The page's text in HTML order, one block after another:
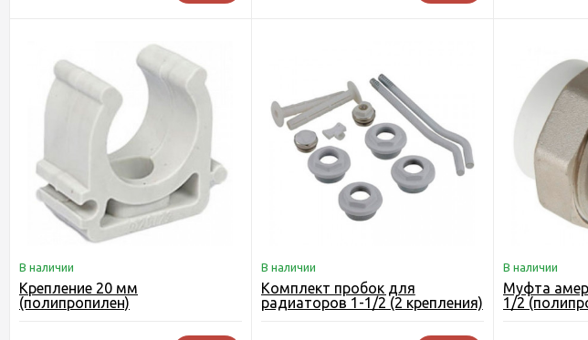
В наличии
Крепление 20 мм
(полипропилен)
В наличии
Комплект пробок для
радиаторов 1-1/2 (2 крепления)
В наличии
Муфта
1/2